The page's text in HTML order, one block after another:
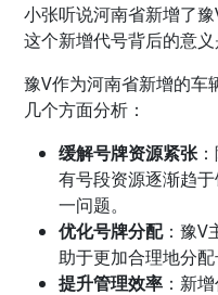
小张听说河南省新增了
这个新增代号背后的意义
豫V作为河南省新增的车
几个方面分析：
缓解号牌资源紧张
有号段资源逐渐趋
一问题。
优化号牌分配：豫V
助于更加合理地分配
提升管理效率 ：新